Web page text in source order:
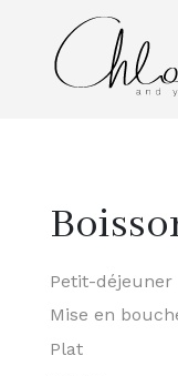
Petit-déjeuner
Mise en
Plat